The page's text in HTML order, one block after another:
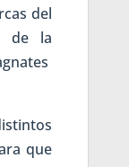
del
de la
que